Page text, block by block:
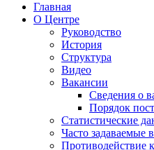
Главная
О Центре
Руководство
История
Структура
Видео
Вакансии
Сведения о
Порядок
Статистические
Часто задаваемые
Противодействие